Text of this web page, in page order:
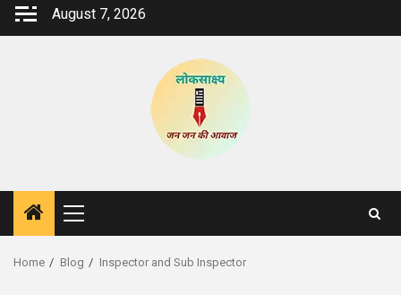
Skip
August 7, 2026
Primary
Menu
Home Blog Inspector and Sub Inspector